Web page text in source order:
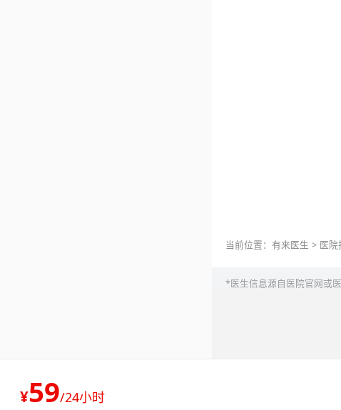
当前位置：有来医生 > 医院
*医生信息源自医院官网或
¥59/24小时